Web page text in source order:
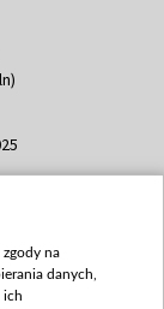
350
zgody na
danych,
ich